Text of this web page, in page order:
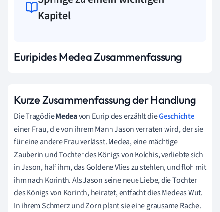
Kapitel
Euripides Medea Zusammenfassung
Kurze Zusammenfassung der Handlung
Die TragödieMedeavon Euripides erzählt dieGeschichte
einer Frau, die von ihrem Mann Jason verraten wird, der sie
für eine andere Frau verlässt. Medea, eine mächtige
Zauberin und Tochter des Königs von Kolchis, verliebte sich
in Jason, half ihm, das Goldene Vlies zu stehlen, und floh mit
ihm nach Korinth. Als Jason seine neue Liebe, die Tochter
des Königs von Korinth, heiratet, entfacht dies Medeas Wut.
In ihrem Schmerz und Zorn plant sie eine grausame Rache.